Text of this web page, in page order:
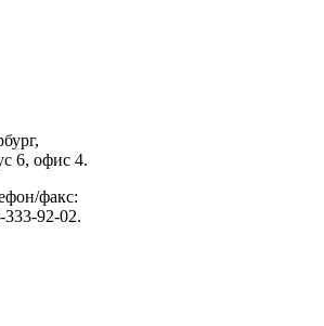
6, офис 4.
факс:
333-92-02.